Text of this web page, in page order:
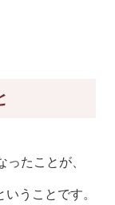
たことが、
うことです。